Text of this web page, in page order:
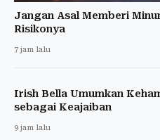
Jangan Asal Memberi
Risikonya
7 jam lalu
Irish Bella Umumkan
sebagai Keajaiban
9 jam lalu